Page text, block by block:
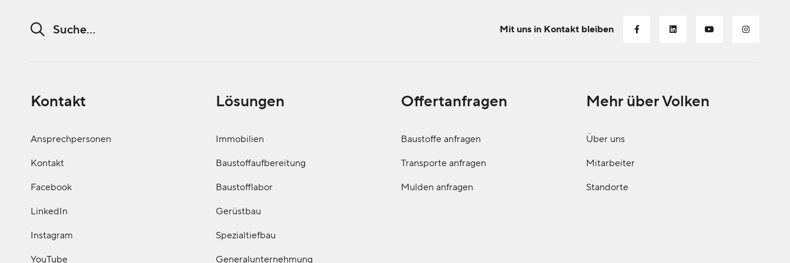
Suchwort Mit uns in Kontakt bleiben
Kontakt
Ansprechpersonen
Kontakt
Facebook
LinkedIn
Instagram
YouTube
Lösungen
Immobilien
Baustoffaufbereitung
Baustofflabor
Gerüstbau
Spezialtiefbau
Generalunternehmung
Offertanfragen
Baustoffe anfragen
Transporte anfragen
Mulden anfragen
Mehr über Volken
Über uns
Mitarbeiter
Standorte